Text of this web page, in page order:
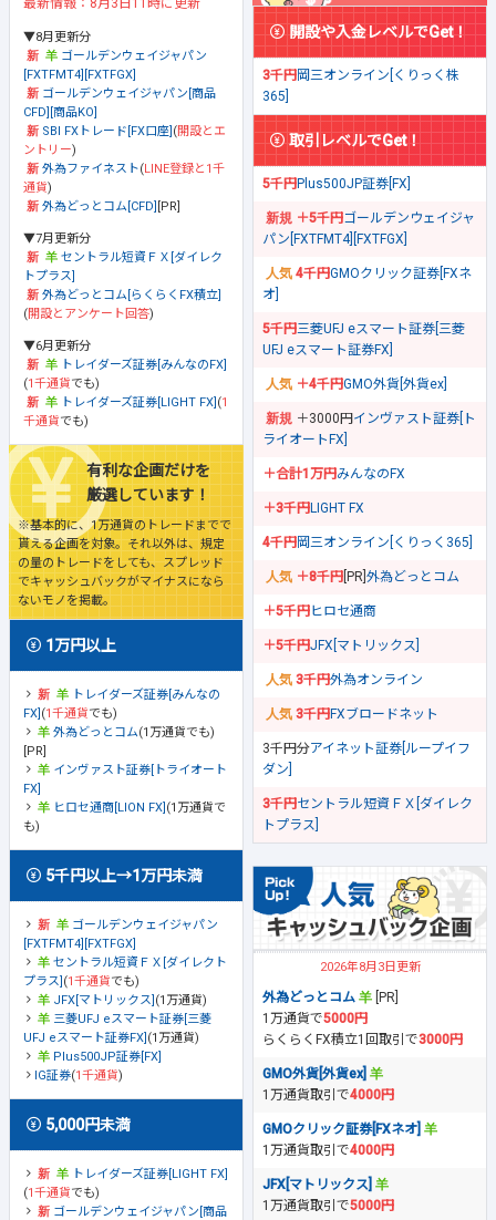
▼8月更新分
ゴールデンウェイジャパン
[FXTFMT4][FXTFGX]
ゴールデンウェイジャパン[商品
CFD][商品KO]
SBI FXトレード[FX口座] (開設とエ
ントリー)
外為ファイネスト(LINE登録と1千
通貨)
外為どっとコム[CFD] [PR]
▼7月更新分
セントラル短資ＦＸ[ダイレク
トプラス]
外為どっとコム[らくらくFX積立]
(開設とアンケート回答)
▼6月更新分
トレイダーズ証券[みんなのFX]
(1千通貨でも)
トレイダーズ証券[LIGHT FX] (1
千通貨でも)
有利な企画だけを
厳選しています！
※基本的に、1万通貨のトレードまでで
貰える企画を対象。それ以外は、規定
の量のトレードをしても、スプレッド
でキャッシュバックがマイナスになら
ないモノを掲載。
1万円以上
トレイダーズ証券[みんなの
FX] (1千通貨でも)
外為どっとコム(1万通貨でも)
[PR]
インヴァスト証券[トライオート
FX]
ヒロセ通商[LION FX] (1万通貨で
も)
5千円以上→1万円未満
ゴールデンウェイジャパン
[FXTFMT4][FXTFGX]
セントラル短資ＦＸ[ダイレクト
プラス] (1千通貨でも)
JFX[マトリックス] (1万通貨)
三菱UFJ eスマート証券[三菱
UFJ eスマート証券FX] (1万通貨)
Plus500JP証券[FX]
IG証券(1千通貨)
5,000円未満
トレイダーズ証券[LIGHT FX]
(1千通貨でも)
ゴールデンウェイジャパン[商品
開設や入金レベルでGet！
3千円岡三オンライン[くりっく株
365]
取引レベルでGet！
5千円Plus500JP証券[FX]
＋5千円ゴールデンウェイジャ
パン[FXTFMT4][FXTFGX]
4千円GMOクリック証券[FXネ
オ]
5千円三菱UFJ eスマート証券[三菱
UFJ eスマート証券FX]
＋4千円GMO外貨[外貨ex]
＋3000円 インヴァスト証券[ト
ライオートFX]
＋合計1万円みんなのFX
＋3千円LIGHT FX
4千円岡三オンライン[くりっく365]
＋8千円 [PR] 外為どっとコム
＋5千円ヒロセ通商
＋5千円JFX[マトリックス]
3千円外為オンライン
3千円FXブロードネット
3千円分アイネット証券[ループイフ
ダン]
3千円セントラル短資ＦＸ[ダイレク
トプラス]
2026年8月3日更新
外為どっとコム
[PR]
1万通貨で5000円
らくらくFX積立1回取引で3000円
GMO外貨[外貨ex]
1万通貨取引で4000円
GMOクリック証券[FXネオ]
1万通貨取引で4000円
JFX[マトリックス]
1万通貨取引で5000円